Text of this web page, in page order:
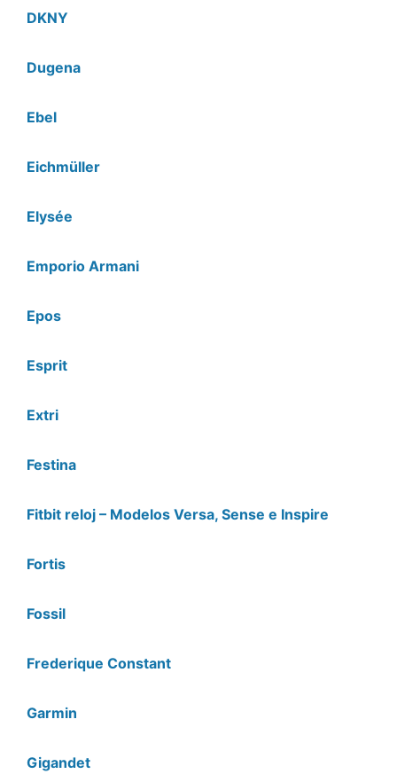
DKNY
Dugena
Ebel
Eichmüller
Elysée
Emporio Armani
Epos
Esprit
Extri
Festina
Fitbit reloj – Modelos Versa, Sense e Inspire
Fortis
Fossil
Frederique Constant
Garmin
Gigandet